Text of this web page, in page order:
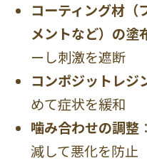
コーティング材（
メントなど）の塗
ーし刺激を遮断
コンポジットレジ
めて症状を緩和
噛み合わせの調整
減して悪化を防止